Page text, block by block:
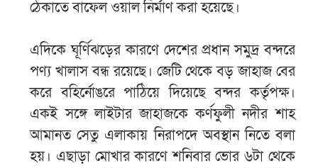
ঠেকাতে বাফেল ওয়াল নির্মাণ করা হয়েছে।
এদিকে ঘূর্ণিঝড়ের কারণে দেশের প্রধান সমুদ্র বন্দরে
পণ্য খালাস বন্ধ রয়েছে। জেটি থেকে বড় জাহাজ বের
করে বহির্নোঙরে পাঠিয়ে দিয়েছে বন্দর কর্তৃপক্ষ।
একই সঙ্গে লাইটার জাহাজকে কর্ণফুলী নদীর শাহ
আমানত সেতু এলাকায় নিরাপদে অবস্থান নিতে বলা
হয়। এছাড়া মোখার কারণে শনিবার ভোর ৬টা থেকে